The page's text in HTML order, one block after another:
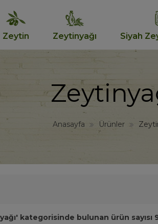
Zeytin Zeytinyağı Siyah
Anasayfa Ürünler
kategorisinde bulunan ürün sayısı